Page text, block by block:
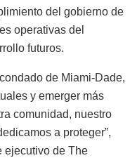
del gobierno de
operativas del
futuros.
de Miami-Dade,
y emerger más
comunidad, nuestro
a proteger”,
ejecutivo de The